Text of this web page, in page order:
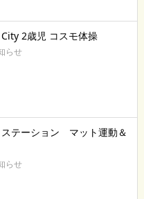
2歳児 コスモ体操
らせ
テーション マット運動＆
らせ